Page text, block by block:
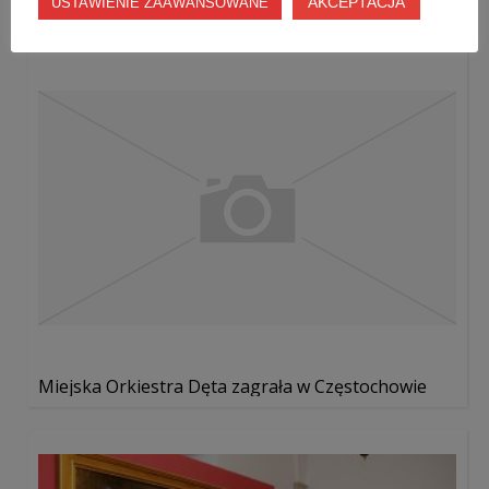
Miejska Orkiestra Dęta zagrała w Częstochowie